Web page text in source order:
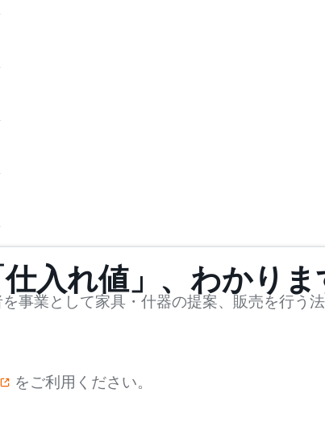
入れ値」、わかりま
事業として家具・什器の提案、販売を行う
をご利用ください。